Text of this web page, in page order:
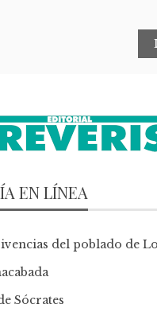
EN LÍNEA
del poblado de
Sócrates